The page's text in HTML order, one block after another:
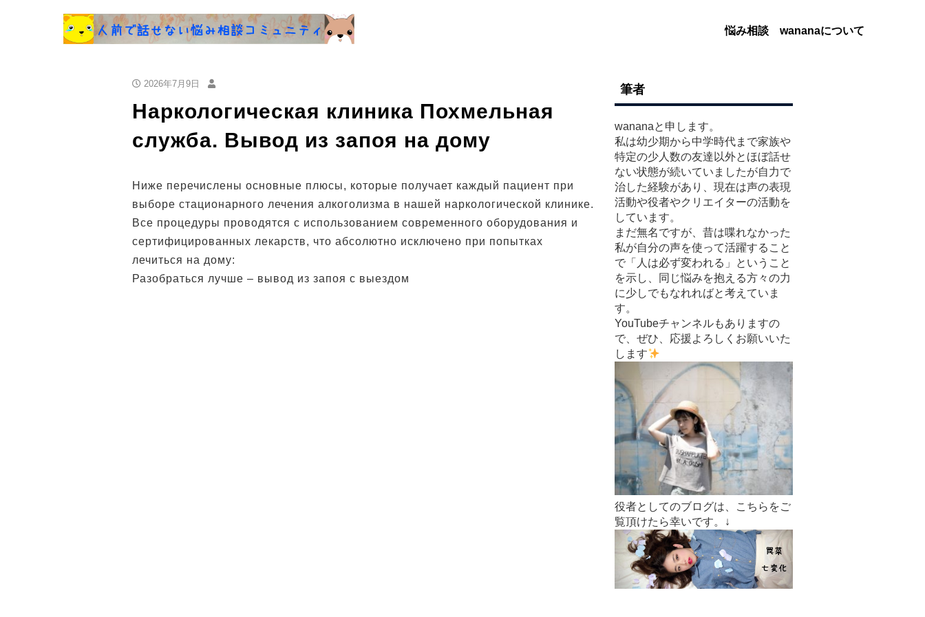
悩み相談 wananaについて
2026年7月9日
Наркологическая клиника Похмельная
служба. Вывод из запоя на дому
Ниже перечислены основные плюсы, которые получает каждый пациент при
выборе стационарного лечения алкоголизма в нашей наркологической клинике.
Все процедуры проводятся с использованием современного оборудования и
сертифицированных лекарств, что абсолютно исключено при попытках
лечиться на дому:
Разобраться лучше – вывод из запоя с выездом
筆者
wananaと申します。
私は幼少期から中学時代まで家族や
特定の少人数の友達以外とほぼ話せ
ない状態が続いていましたが自力で
治した経験があり、現在は声の表現
活動や役者やクリエイターの活動を
しています。
まだ無名ですが、昔は喋れなかった
私が自分の声を使って活躍すること
で「人は必ず変われる」ということ
を示し、同じ悩みを抱える方々の力
に少しでもなれればと考えていま
す。
YouTubeチャンネルもありますの
で、ぜひ、応援よろしくお願いいた
します
役者としてのブログは、こちらをご
覧頂けたら幸いです。↓